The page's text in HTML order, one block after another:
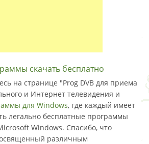
скачать бесплатно
на странице "Prog DVB для приема
и Интернет телевидения и
для Windows, где каждый имеет
легально бесплатные программы
Windows. Спасибо, что
различным